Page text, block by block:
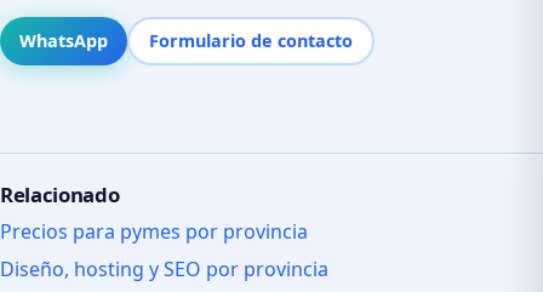
WhatsApp Formulario de contacto
Relacionado
Precios para pymes por provincia
Diseño, hosting y SEO por provincia